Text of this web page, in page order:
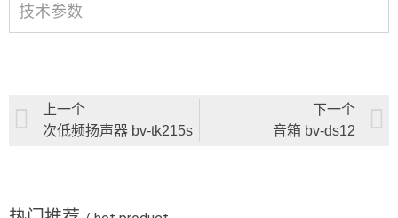
技术参数
上一个
次低频扬声器 bv-tk215s
下一个
音箱 bv-ds12